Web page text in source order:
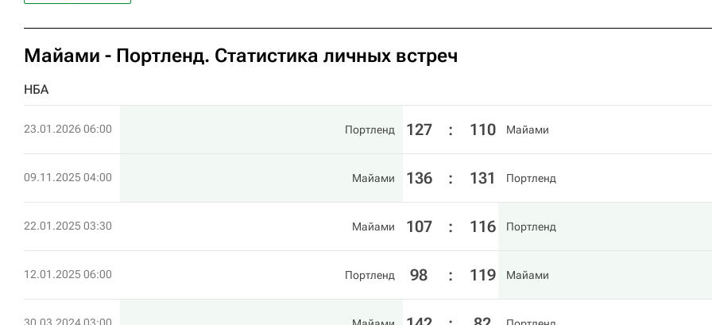
Майами - Портленд. Статистика личных встреч
НБА
23.01.2026 06:00 Портленд 127 : 110 Майами
09.11.2025 04:00 Майами 136 : 131 Портленд
22.01.2025 03:30 Майами 107 : 116 Портленд
12.01.2025 06:00 Портленд 98 : 119 Майами